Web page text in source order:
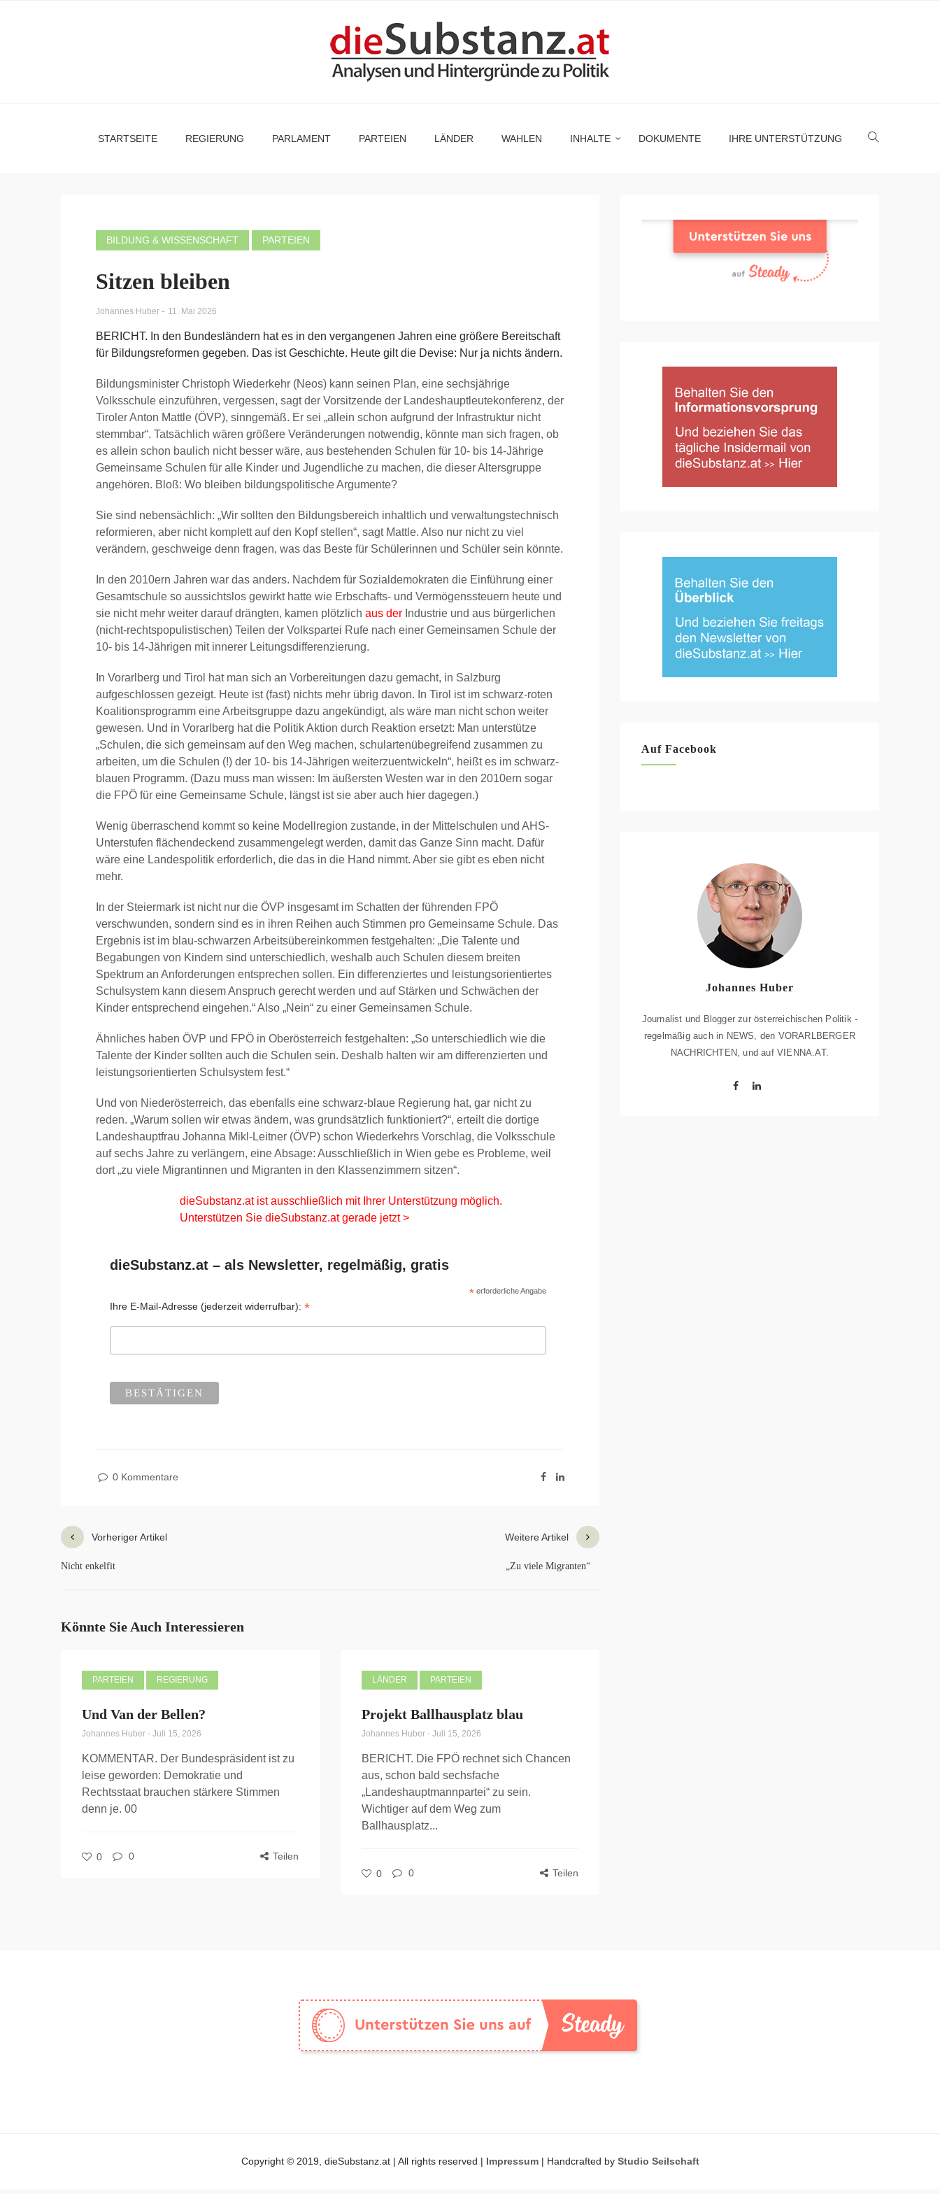
STARTSEITE REGIERUNG PARLAMENT PARTEIEN LÄNDER WAHLEN INHALTE DOKUMENTE IHRE UNTERSTÜTZUNG
BILDUNG & WISSENSCHAFT PARTEIEN
Sitzen bleiben
Johannes Huber - 11. Mai 2026
BERICHT. In den Bundesländern hat es in den vergangenen Jahren eine größere Bereitschaft
für Bildungsreformen gegeben. Das ist Geschichte. Heute gilt die Devise: Nur ja nichts ändern.
Bildungsminister Christoph Wiederkehr (Neos) kann seinen Plan, eine sechsjährige
Volksschule einzuführen, vergessen, sagt der Vorsitzende der Landeshauptleutekonferenz, der
Tiroler Anton Mattle (ÖVP), sinngemäß. Er sei „allein schon aufgrund der Infrastruktur nicht
stemmbar“. Tatsächlich wären größere Veränderungen notwendig, könnte man sich fragen, ob
es allein schon baulich nicht besser wäre, aus bestehenden Schulen für 10- bis 14-Jährige
Gemeinsame Schulen für alle Kinder und Jugendliche zu machen, die dieser Altersgruppe
angehören. Bloß: Wo bleiben bildungspolitische Argumente?
Sie sind nebensächlich: „Wir sollten den Bildungsbereich inhaltlich und verwaltungstechnisch
reformieren, aber nicht komplett auf den Kopf stellen“, sagt Mattle. Also nur nicht zu viel
verändern, geschweige denn fragen, was das Beste für Schülerinnen und Schüler sein könnte.
In den 2010ern Jahren war das anders. Nachdem für Sozialdemokraten die Einführung einer
Gesamtschule so aussichtslos gewirkt hatte wie Erbschafts- und Vermögenssteuern heute und
sie nicht mehr weiter darauf drängten, kamen plötzlich aus der Industrie und aus bürgerlichen
(nicht-rechtspopulistischen) Teilen der Volkspartei Rufe nach einer Gemeinsamen Schule der
10- bis 14-Jährigen mit innerer Leitungsdifferenzierung.
In Vorarlberg und Tirol hat man sich an Vorbereitungen dazu gemacht, in Salzburg
aufgeschlossen gezeigt. Heute ist (fast) nichts mehr übrig davon. In Tirol ist im schwarz-roten
Koalitionsprogramm eine Arbeitsgruppe dazu angekündigt, als wäre man nicht schon weiter
gewesen. Und in Vorarlberg hat die Politik Aktion durch Reaktion ersetzt: Man unterstütze
„Schulen, die sich gemeinsam auf den Weg machen, schulartenübegreifend zusammen zu
arbeiten, um die Schulen (!) der 10- bis 14-Jährigen weiterzuentwickeln“, heißt es im schwarz-
blauen Programm. (Dazu muss man wissen: Im äußersten Westen war in den 2010ern sogar
die FPÖ für eine Gemeinsame Schule, längst ist sie aber auch hier dagegen.)
Wenig überraschend kommt so keine Modellregion zustande, in der Mittelschulen und AHS-
Unterstufen flächendeckend zusammengelegt werden, damit das Ganze Sinn macht. Dafür
wäre eine Landespolitik erforderlich, die das in die Hand nimmt. Aber sie gibt es eben nicht
mehr.
In der Steiermark ist nicht nur die ÖVP insgesamt im Schatten der führenden FPÖ
verschwunden, sondern sind es in ihren Reihen auch Stimmen pro Gemeinsame Schule. Das
Ergebnis ist im blau-schwarzen Arbeitsübereinkommen festgehalten: „Die Talente und
Begabungen von Kindern sind unterschiedlich, weshalb auch Schulen diesem breiten
Spektrum an Anforderungen entsprechen sollen. Ein differenziertes und leistungsorientiertes
Schulsystem kann diesem Anspruch gerecht werden und auf Stärken und Schwächen der
Kinder entsprechend eingehen.“ Also „Nein“ zu einer Gemeinsamen Schule.
Ähnliches haben ÖVP und FPÖ in Oberösterreich festgehalten: „So unterschiedlich wie die
Talente der Kinder sollten auch die Schulen sein. Deshalb halten wir am differenzierten und
leistungsorientierten Schulsystem fest.“
Und von Niederösterreich, das ebenfalls eine schwarz-blaue Regierung hat, gar nicht zu
reden. „Warum sollen wir etwas ändern, was grundsätzlich funktioniert?“, erteilt die dortige
Landeshauptfrau Johanna Mikl-Leitner (ÖVP) schon Wiederkehrs Vorschlag, die Volksschule
auf sechs Jahre zu verlängern, eine Absage: Ausschließlich in Wien gebe es Probleme, weil
dort „zu viele Migrantinnen und Migranten in den Klassenzimmern sitzen“.
dieSubstanz.at ist ausschließlich mit Ihrer Unterstützung möglich.
Unterstützen Sie dieSubstanz.at gerade jetzt >
dieSubstanz.at – als Newsletter, regelmäßig, gratis
* erforderliche Angabe
Ihre E-Mail-Adresse (jederzeit widerrufbar):*
0 Kommentare
Vorheriger Artikel
Nicht enkelfit
Weitere Artikel
„Zu viele Migranten“
Könnte Sie Auch Interessieren
PARTEIEN REGIERUNG
Und Van der Bellen?
Johannes Huber - Juli 15, 2026
KOMMENTAR. Der Bundespräsident ist zu
leise geworden: Demokratie und
Rechtsstaat brauchen stärkere Stimmen
denn je. 00
0 0 Teilen
LÄNDER PARTEIEN
Projekt Ballhausplatz blau
Johannes Huber - Juli 15, 2026
BERICHT. Die FPÖ rechnet sich Chancen
aus, schon bald sechsfache
„Landeshauptmannpartei“ zu sein.
Wichtiger auf dem Weg zum
Ballhausplatz...
0 0 Teilen
Auf Facebook
Johannes Huber
Journalist und Blogger zur österreichischen Politik -
regelmäßig auch in NEWS, den VORARLBERGER
NACHRICHTEN, und auf VIENNA.AT.
Copyright © 2019, dieSubstanz.at | All rights reserved | Impressum| Handcrafted by Studio Seilschaft